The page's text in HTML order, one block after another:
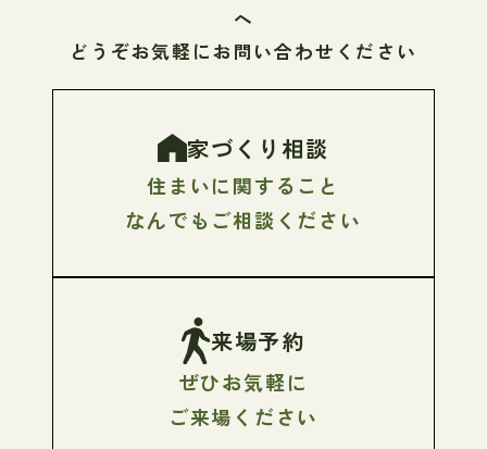
へ
どうぞお気軽にお問い合わせください
家づくり相談
住まいに関すること
なんでもご相談ください
来場予約
ぜひお気軽に
ご来場ください